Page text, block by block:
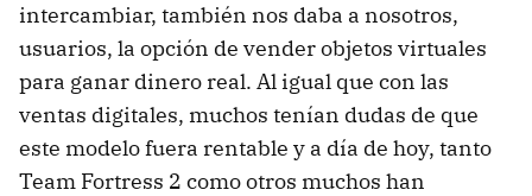
intercambiar, también nos daba a nosotros,
usuarios, la opción de vender objetos virtuales
para ganar dinero real. Al igual que con las
ventas digitales, muchos tenían dudas de que
este modelo fuera rentable y a día de hoy, tanto
Team Fortress 2 como otros muchos han